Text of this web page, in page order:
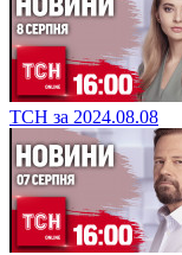
ТСН за 2024.08.08